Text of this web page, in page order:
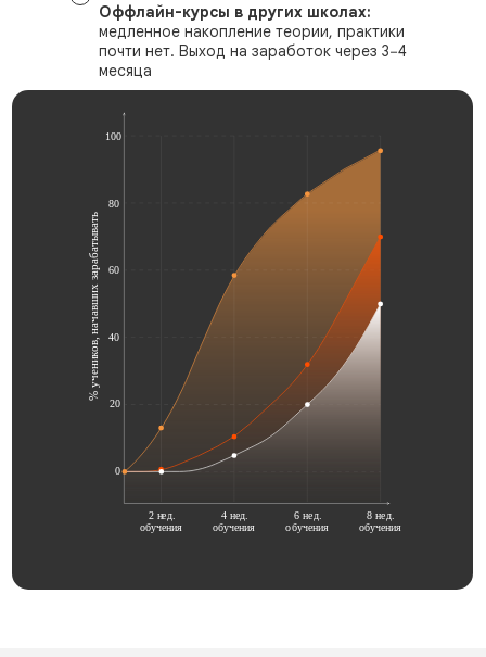
Оффлайн-курсы в других школах:
медленное накопление теории, практики
почти нет. Выход на заработок через 3−4
месяца